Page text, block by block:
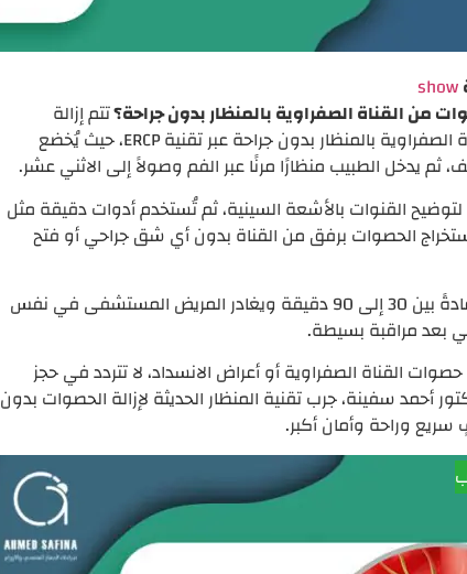
show
من القناة الصفراوية بالمنظار بدون جراحة؟تتم إزالة
الحصوات من القناة الصفراوية بالمنظار بدون جراحة عبر تقنية ERCP، حيث يُخضع
ثم يدخل الطبيب منظارًا مرنًا عبر الفم وصولاً إلى الاثني عشر.
القنوات بالأشعة السينية، ثم تُستخدم أدوات دقيقة مثل
الحصوات برفق من القناة بدون أي شق جراحي أو فتح
تستغرق العملية عادةً بين 30 إلى 90 دقيقة ويغادر المريض المستشفى في نفس
بعد مراقبة بسيطة.
القناة الصفراوية أو أعراض الانسداد، لا تتردد في حجز
أحمد سفينة، جرب تقنية المنظار الحديثة لإزالة الحصوات بدون
سريع وراحة وأمان أكبر.